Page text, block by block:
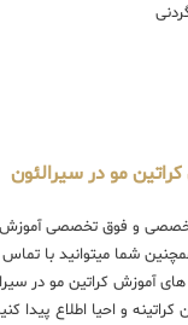
مو در سیرالئون
و فوق تخصصی آموزش
شما میتوانید با تماس
آموزش کراتین مو در
و احیا اطلاع پیدا